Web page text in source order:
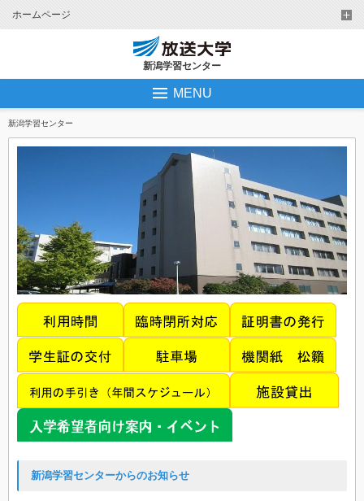
ホームページ
新潟学習センター
MENU
新潟学習センター
新潟学習センターからのお知らせ